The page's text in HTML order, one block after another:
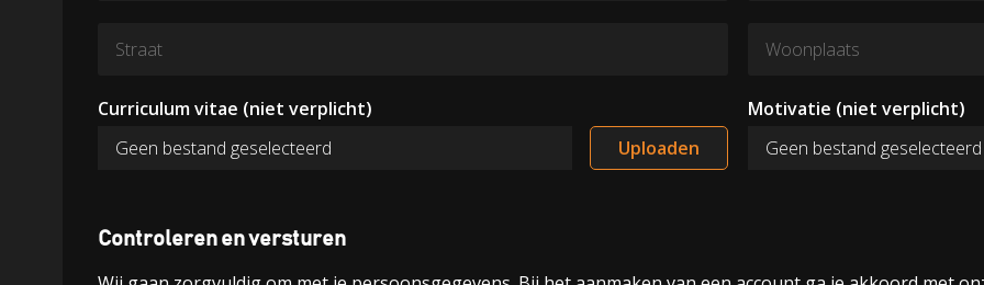
Curriculum vitae (niet verplicht)
Geen bestand geselecteerd
Uploaden
Motivatie (niet verplicht)
Geen bestand geselecteerd
Controleren en versturen